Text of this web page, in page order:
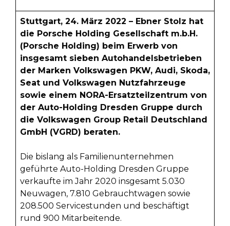
Stuttgart, 24. März 2022 – Ebner Stolz hat
die Porsche Holding Gesellschaft m.b.H.
(Porsche Holding) beim Erwerb von
insgesamt sieben Autohandelsbetrieben
der Marken Volkswagen PKW, Audi, Skoda,
Seat und Volkswagen Nutzfahrzeuge
sowie einem NORA-Ersatzteilzentrum von
der Auto-Holding Dresden Gruppe durch
die Volkswagen Group Retail Deutschland
GmbH (VGRD) beraten.
Die bislang als Familienunternehmen
geführte Auto-Holding Dresden Gruppe
verkaufte im Jahr 2020 insgesamt 5.030
Neuwagen, 7.810 Gebrauchtwagen sowie
208.500 Servicestunden und beschäftigt
rund 900 Mitarbeitende.